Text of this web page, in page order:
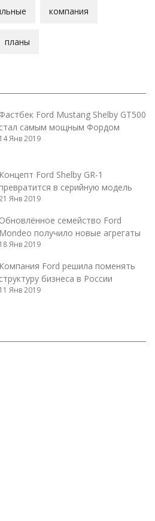
компания
планы
Фастбек Ford Mustang Shelby GT500
стал самым мощным Фордом
14 Янв 2019
Концепт Ford Shelby GR-1
в серийную модель
Янв 2019
Обновлённое семейство Ford
Mondeo получило новые агрегаты
18 Янв 2019
Компания Ford решила поменять
структуру бизнеса в России
11 Янв 2019